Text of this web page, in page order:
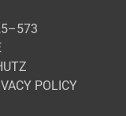
POLICY